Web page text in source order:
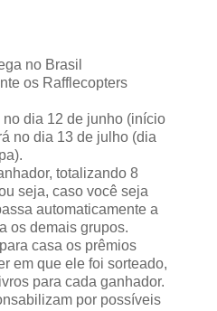
no Brasil
os Rafflecopters
dia 12 de junho (início
no dia 13 de julho (dia
totalizando 8
seja, caso você seja
automaticamente a
os demais grupos.
casa os prêmios
em que ele foi sorteado,
para cada ganhador.
por possíveis